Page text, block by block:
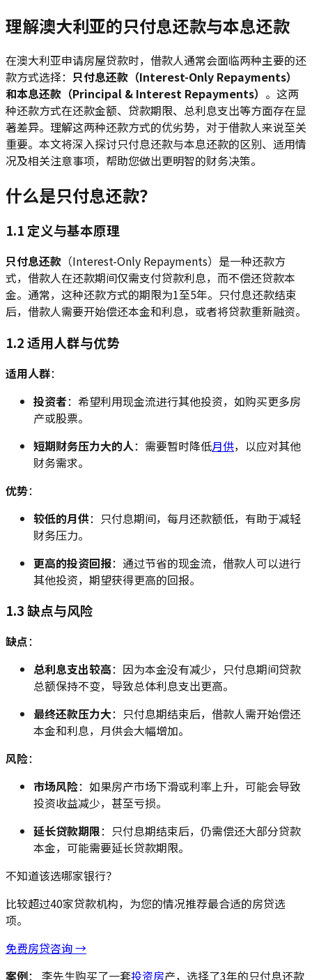
理解澳大利亚的只付息还款与本息还款
在澳大利亚申请房屋贷款时，借款人通常会面临两种主要的还
款方式选择： 只付息还款（Interest-Only Repayments）
和本息还款（Principal & Interest Repayments） 。这两
种还款方式在还款金额、贷款期限、总利息支出等方面存在显
著差异。理解这两种还款方式的优劣势，对于借款人来说至关
重要。本文将深入探讨只付息还款与本息还款的区别、适用情
况及相关注意事项，帮助您做出更明智的财务决策。
什么是只付息还款？
1.1 定义与基本原理
只付息还款 （Interest-Only Repayments）是一种还款方
式，借款人在还款期间仅需支付贷款利息，而不偿还贷款本
金。通常，这种还款方式的期限为1至5年。只付息还款结束
后，借款人需要开始偿还本金和利息，或者将贷款重新融资。
1.2 适用人群与优势
适用人群：
投资者：希望利用现金流进行其他投资，如购买更多房
产或股票。
短期财务压力大的人：需要暂时降低月供，以应对其他
财务需求。
优势：
较低的月供：只付息期间，每月还款额低，有助于减轻
财务压力。
更高的投资回报：通过节省的现金流，借款人可以进行
其他投资，期望获得更高的回报。
1.3 缺点与风险
缺点：
总利息支出较高：因为本金没有减少，只付息期间贷款
总额保持不变，导致总体利息支出更高。
最终还款压力大：只付息期结束后，借款人需开始偿还
本金和利息，月供会大幅增加。
风险：
市场风险：如果房产市场下滑或利率上升，可能会导致
投资收益减少，甚至亏损。
延长贷款期限：只付息期结束后，仍需偿还大部分贷款
本金，可能需要延长贷款期限。
不知道该选哪家银行？
比较超过40家贷款机构，为您的情况推荐最合适的房贷选
项。
免费房贷咨询 →
案例： 李先生购买了一套投资房产，选择了3年的只付息还款